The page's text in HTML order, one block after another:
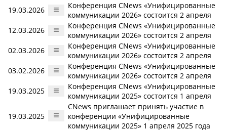
19.03.2026
Конференция CNews «Унифицированные
коммуникации 2026» состоится 2 апреля
12.03.2026
Конференция CNews «Унифицированные
коммуникации 2026» состоится 2 апреля
02.03.2026
Конференция CNews «Унифицированные
коммуникации 2026» состоится 2 апреля
03.02.2026
Конференция CNews «Унифицированные
коммуникации 2026» состоится 2 апреля
19.03.2025
Конференция CNews «Унифицированные
коммуникации 2025» состоится 1 апреля
19.03.2025
CNews приглашает принять участие в
конференции «Унифицированные
коммуникации 2025» 1 апреля 2025 года